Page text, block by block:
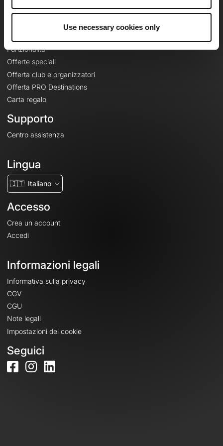
Use necessary cookies only
Funzionalità
Offerte speciali
Offerta club e organizzatori
Offerta PRO Destinations
Carta regalo
Supporto
Centro assistenza
Lingua
🇮🇹 Italiano
Accesso
Crea un account
Accedi
Informazioni legali
Informativa sulla privacy
CGV
CGU
Note legali
Impostazioni dei cookie
Seguici